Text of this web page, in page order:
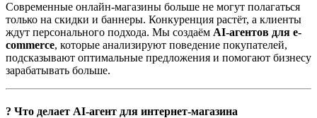
Современные онлайн-магазины больше не могут полагаться
только на скидки и баннеры. Конкуренция растёт, а клиенты
ждут персонального подхода. Мы создаём AI-агентов для e-
commerce, которые анализируют поведение покупателей,
подсказывают оптимальные предложения и помогают бизнесу
зарабатывать больше.
? Что делает AI-агент для интернет-магазина